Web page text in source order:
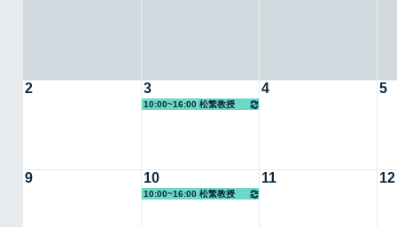
2 3
10:00~16:00 松繁教授
4 5
9 10
10:00~16:00 松繁教授
11 12